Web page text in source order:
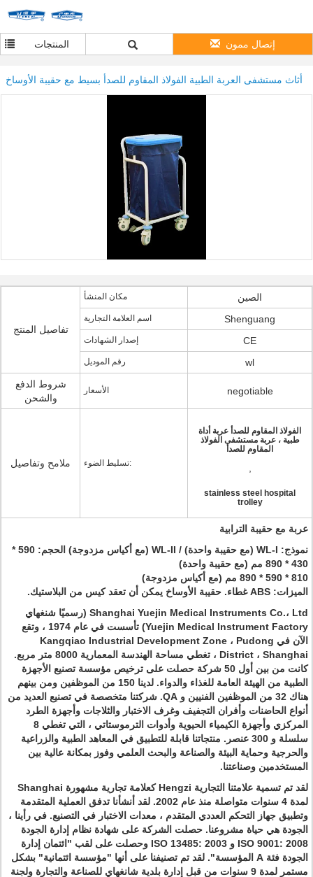
المنتجات إتصال ممون
أثاث مستشفى العربة الطبية الفولاذ المقاوم للصدأ بسيط مع حقيبة الأوساخ
تفاصيل المنتج
مكان المنشأ الصين
اسم العلامة التجارية Shenguang
إصدار الشهادات CE
رقم الموديل
wl
شروط الدفع
والشحن
الأسعار negotiable
ملامح وتفاصيل تسليط الضوء:
الفولاذ المقاوم للصدأ عربة أداة
طبية ، عربة مستشفى الفولاذ
المقاوم للصدأ
stainless steel hospital
trolley
عربة مع حقيبة الترابية
نموذج: WL-I (مع حقيبة واحدة) / WL-II (مع أكياس مزدوجة) الحجم: 590 *
430 * 890 مم (مع حقيبة واحدة)
810 * 590 * 890 مم (مع أكياس مزدوجة)
الميزات: ABS غطاء. حقيبة الأوساخ يمكن أن تعقد كيس من البلاستيك.
Shanghai Yuejin Medical Instruments Co.، Ltd (رسميًا شنغهاي
Yuejin Medical Instrument Factory)
تأسست في عام 1974 ، وتقع
الآن في Kangqiao Industrial Development Zone ، Pudong
District ، Shanghai ، تغطي مساحة الهندسة المعمارية 8000 متر مربع.
كانت من بين أول 50 شركة حصلت على ترخيص مؤسسة تصنيع الأجهزة
الطبية من الهيئة العامة للغذاء والدواء. لدينا 150 من الموظفين ومن بينهم
هناك 32 من الموظفين الفنيين و QA. شركتنا متخصصة في تصنيع العديد من
أنواع الحاضنات وأفران التجفيف وغرف الاختبار والثلاجات وأجهزة الطرد
المركزي وأجهزة الكيمياء الحيوية وأدوات الترموستاتي ، التي تغطي 8
سلسلة و 300 عنصر. منتجاتنا قابلة للتطبيق في المعاهد الطبية والزراعية
والحرجية وحماية البيئة والصناعة والبحث العلمي وفوز بمكانة عالية بين
المستخدمين وصناعتنا.
لقد تم تسمية علامتنا التجارية Hengzi كعلامة تجارية مشهورة Shanghai
لمدة 4 سنوات متواصلة منذ عام 2002. لقد أنشأنا تدفق العملية المتقدمة
وتطبيق جهاز التحكم العددي المتقدم ، معدات الاختبار في التصنيع. في رأينا ،
الجودة هي حياة مشروعنا. حصلت الشركة على شهادة نظام إدارة الجودة
ISO 9001: 2008 و ISO 13485: 2003 وحصلت على لقب "ائتمان إدارة
الجودة فئة A المؤسسة". لقد تم تصنيفنا على أنها "مؤسسة ائتمانية" بشكل
مستمر لمدة 9 سنوات من قبل إدارة بلدية شانغهاي للصناعة والتجارة ولجنة